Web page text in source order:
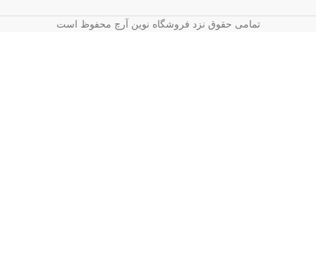
تمامی حقوق نزد فروشگاه نوین آرچ محفوظ است